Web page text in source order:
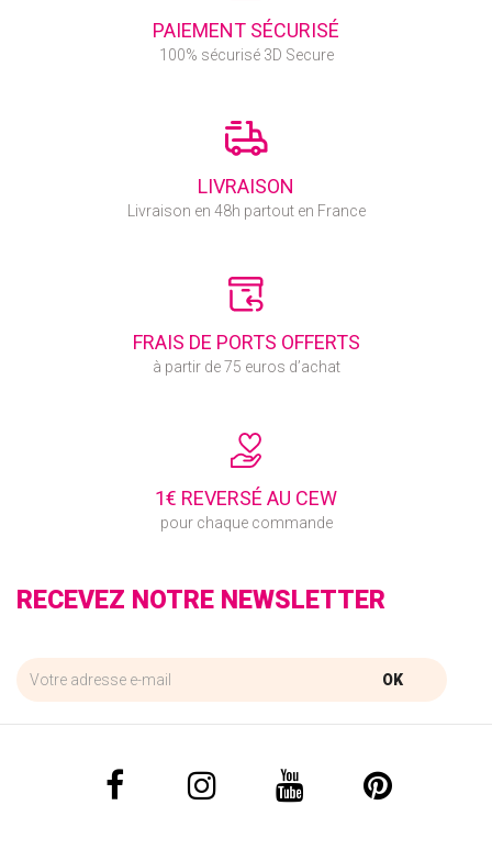
PAIEMENT SÉCURISÉ
100% sécurisé 3D Secure
LIVRAISON
Livraison en 48h partout en France
FRAIS DE PORTS OFFERTS
à partir de 75 euros d’achat
1€ REVERSÉ AU CEW
pour chaque commande
RECEVEZ NOTRE NEWSLETTER
OK